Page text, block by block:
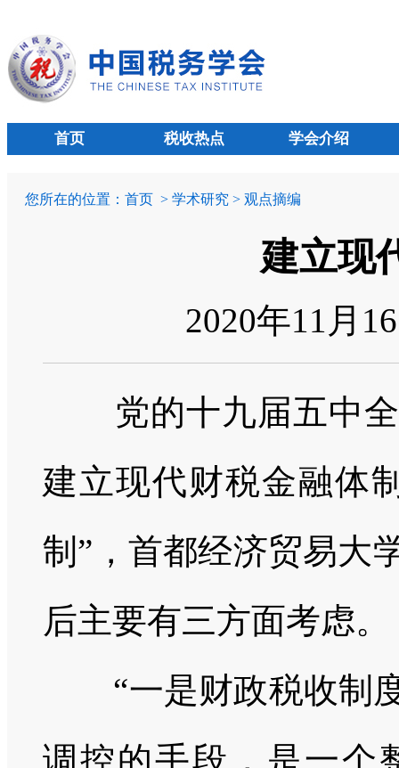
首页 税收热点 学会介绍
您所在的位置： 首页 > 学术研究 > 观点摘编
建立现
2020年11月
党的十九届五中
建立现代财税金融体
制”，首都经济贸易大
后主要有三方面考虑。
“一是财政税收制度
调控的手段，是一个